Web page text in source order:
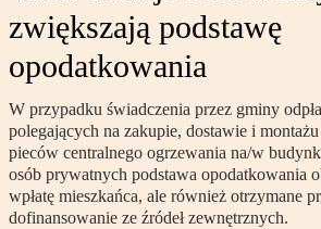
zwiększają podstawę
opodatkowania
W przypadku świadczenia przez gminy
polegających na zakupie, dostawie i
pieców centralnego ogrzewania na/w
osób prywatnych podstawa opodatkowania
wpłatę mieszkańca, ale również otrzymane
dofinansowanie ze źródeł zewnętrznych.